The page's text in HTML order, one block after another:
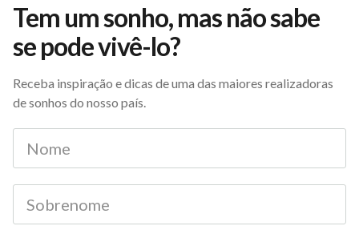
Tem um sonho, mas não sabe
se pode vivê-lo?
Receba inspiração e dicas de uma das maiores realizadoras
de sonhos do nosso país.